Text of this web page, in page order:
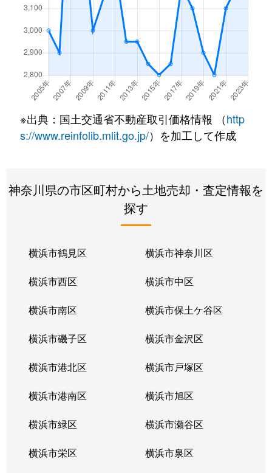
下永谷
1,900万円 下永谷
徒歩4分
下永谷
1,400万円 下永谷
徒歩12分
芹が谷
1,200万円 上永谷
徒歩19分
芹が谷
4,600万円 上永谷
徒歩24分
芹が谷
3,800万円 上永谷
徒歩20分
東芹が谷
2,200万円 上永谷
徒歩24分
1,900万円
東永谷
上永谷
東永谷
港南中央
日限山
上永谷
徒歩26分
日限山
下永谷
日限山
下永谷
日限山
下永谷
日野
上大岡
日野
上永谷
※出典：国土交通省不動産取引価格情報 （http
s://www.reinfolib.mlit.go.jp/）を加工して作成
神奈川県の市区町村から土地売却・査定情報を
探す
横浜市鶴見区 横浜市神奈川区
横浜市西区 横浜市中区
横浜市南区 横浜市保土ケ谷区
横浜市磯子区 横浜市金沢区
横浜市港北区 横浜市戸塚区
横浜市港南区 横浜市旭区
横浜市緑区 横浜市瀬谷区
横浜市栄区 横浜市泉区